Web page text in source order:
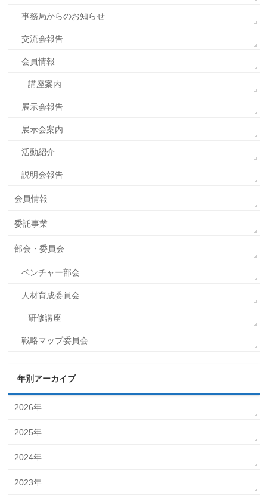
事務局からのお知らせ
交流会報告
会員情報
講座案内
展示会報告
展示会案内
活動紹介
説明会報告
会員情報
委託事業
部会・委員会
ベンチャー部会
人材育成委員会
研修講座
戦略マップ委員会
年別アーカイブ
2026年
2025年
2024年
2023年